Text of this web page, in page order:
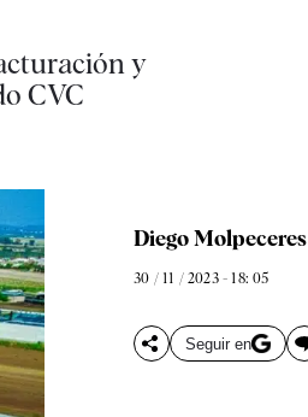
y
CVC
Diego Molpeceres
30 / 11 / 2023 - 18: 05
Seguir en